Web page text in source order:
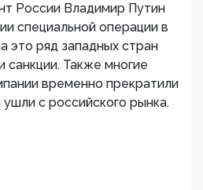
России Владимир Путин
специальной операции в
это ряд западных стран
санкции. Также многие
временно прекратили
с российского рынка.